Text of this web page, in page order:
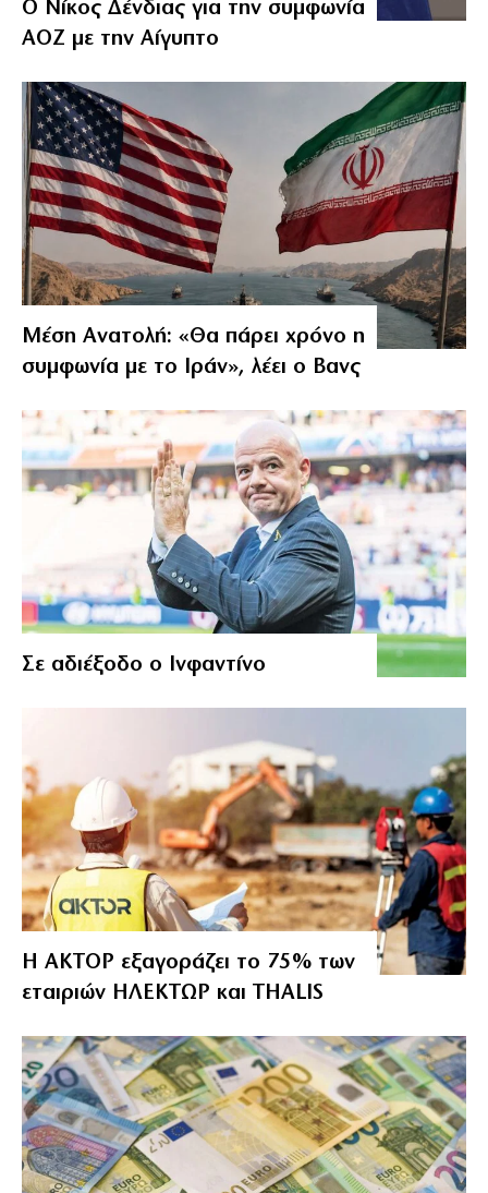
Ο Νίκος Δένδιας για την συμφωνία
ΑΟΖ με την Αίγυπτο
Μέση Ανατολή: «Θα πάρει χρόνο η
συμφωνία με το Ιράν», λέει ο Βανς
Σε αδιέξοδο ο Ινφαντίνο
Η ΑΚΤΟΡ εξαγοράζει το 75% των
εταιριών ΗΛΕΚΤΩΡ και THALIS